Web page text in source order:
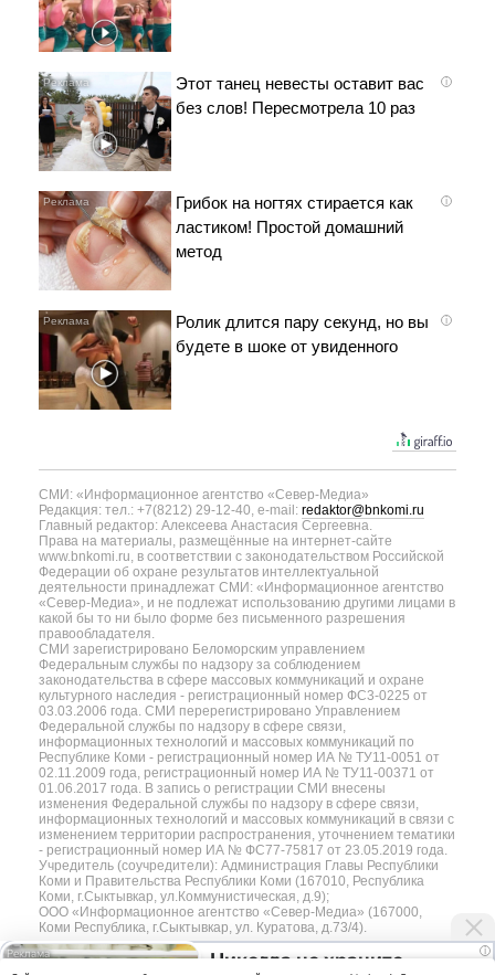
i
Этот танец невесты оставит вас
без слов! Пересмотрела 10 раз
i
Грибок на ногтях стирается как
ластиком! Простой домашний
метод
i
Ролик длится пару секунд, но вы
будете в шоке от увиденного
СМИ: «Информационное агентство «Север-Медиа»
Редакция: тел.: +7(8212) 29-12-40, e-mail: redaktor@bnkomi.ru
Главный редактор: Алексеева Анастасия Сергеевна.
Права на материалы, размещённые на интернет-сайте
www.bnkomi.ru, в соответствии с законодательством Российской
Федерации об охране результатов интеллектуальной
деятельности принадлежат СМИ: «Информационное агентство
«Север-Медиа», и не подлежат использованию другими лицами в
какой бы то ни было форме без письменного разрешения
правообладателя.
СМИ зарегистрировано Беломорским управлением
Федеральным службы по надзору за соблюдением
законодательства в сфере массовых коммуникаций и охране
культурного наследия - регистрационный номер ФС3-0225 от
03.03.2006 года. СМИ перерегистрировано Управлением
Федеральной службы по надзору в сфере связи,
информационных технологий и массовых коммуникаций по
Республике Коми - регистрационный номер ИА № ТУ11-0051 от
02.11.2009 года, регистрационный номер ИА № ТУ11-00371 от
01.06.2017 года. В запись о регистрации СМИ внесены
изменения Федеральной службы по надзору в сфере связи,
информационных технологий и массовых коммуникаций в связи с
изменением территории распространения, уточнением тематики
- регистрационный номер ИА № ФС77-75817 от 23.05.2019 года.
Учредитель (соучредители): Администрация Главы Республики
Коми и Правительства Республики Коми (167010, Республика
Коми, г.Сыктывкар, ул.Коммунистическая, д.9);
ООО «Информационное агентство «Север-Медиа» (167000,
Коми Республика, г.Сыктывкар, ул. Куратова, д.73/4).
Разработка сайта — web-студия «Цифровой Век»
i
Никогда не храните